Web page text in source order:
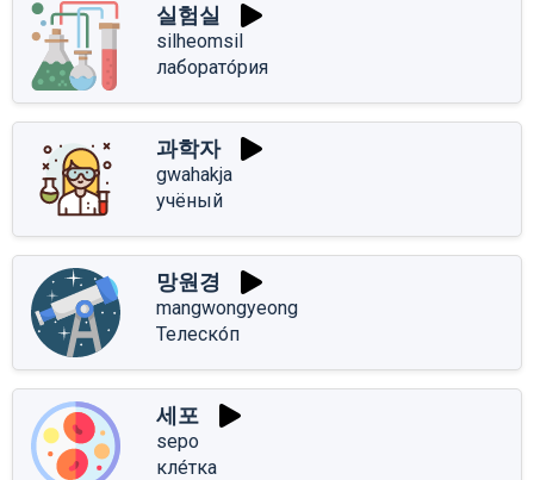
실험실
silheomsil
лаборато́рия
과학자
gwahakja
учёный
망원경
mangwongyeong
Телеско́п
세포
sepo
кле́тка